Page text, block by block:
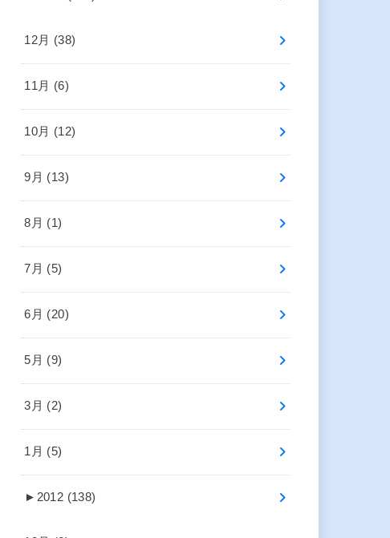
12月 (38)
11月 (6)
10月 (12)
9月 (13)
8月 (1)
7月 (5)
6月 (20)
5月 (9)
3月 (2)
1月 (5)
► 2012 (138)